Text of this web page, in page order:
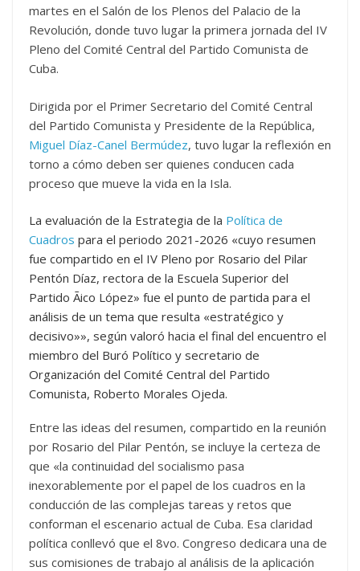
martes en el Salón de los Plenos del Palacio de la
Revolución, donde tuvo lugar la primera jornada del IV
Pleno del Comité Central del Partido Comunista de
Cuba.
Dirigida por el Primer Secretario del Comité Central
del Partido Comunista y Presidente de la República,
Miguel Díaz-Canel Bermúdez, tuvo lugar la reflexión en
torno a cómo deben ser quienes conducen cada
proceso que mueve la vida en la Isla.
La evaluación de la Estrategia de la Política de
Cuadros para el periodo 2021-2026 «cuyo resumen
fue compartido en el IV Pleno por Rosario del Pilar
Pentón Díaz, rectora de la Escuela Superior del
Partido Ãico López» fue el punto de partida para el
análisis de un tema que resulta «estratégico y
decisivo»», según valoró hacia el final del encuentro el
miembro del Buró Político y secretario de
Organización del Comité Central del Partido
Comunista, Roberto Morales Ojeda.
Entre las ideas del resumen, compartido en la reunión
por Rosario del Pilar Pentón, se incluye la certeza de
que «la continuidad del socialismo pasa
inexorablemente por el papel de los cuadros en la
conducción de las complejas tareas y retos que
conforman el escenario actual de Cuba. Esa claridad
política conllevó que el 8vo. Congreso dedicara una de
sus comisiones de trabajo al análisis de la aplicación